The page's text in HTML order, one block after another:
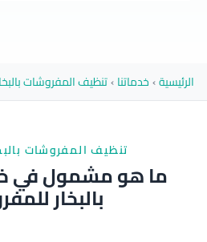
الرئيسية›خدماتنا›تنظيف المفروشات
تنظيف المفروشات
ما هو مشمول في
بالبخار